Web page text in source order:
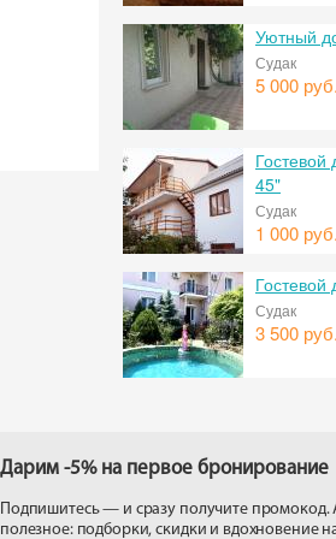
Уютный
Судак
5 000 руб.
45"
Судак
1 000 руб.
Судак
3 500 руб.
Дарим -5% на первое бронирование
Подпишитесь — и сразу получите промокод.
полезное: подборки, скидки и вдохновение